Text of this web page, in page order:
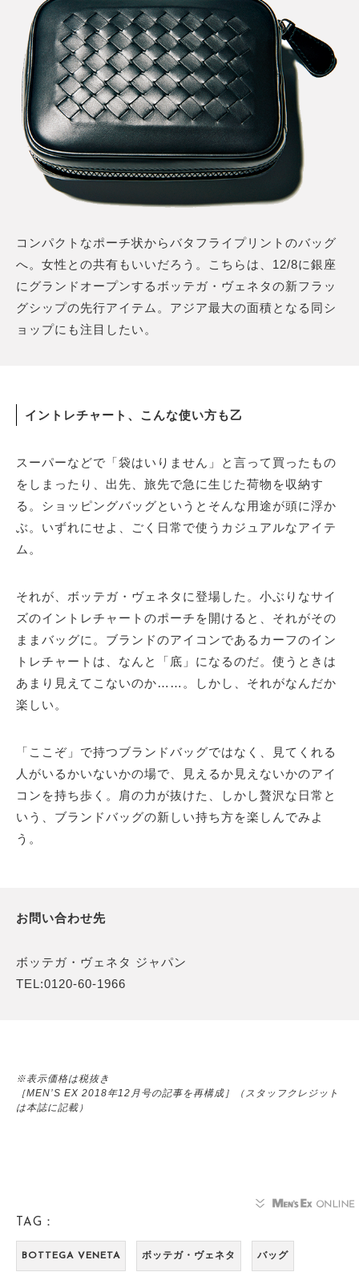
コンパクトなポーチ状からバタフライプリントのバッグ
へ。女性との共有もいいだろう。こちらは、12/8に銀座
にグランドオープンするボッテガ・ヴェネタの新フラッ
グシップの先行アイテム。アジア最大の面積となる同シ
ョップにも注目したい。
イントレチャート、こんな使い方も乙
スーパーなどで「袋はいりません」と言って買ったもの
をしまったり、出先、旅先で急に生じた荷物を収納す
る。ショッピングバッグというとそんな用途が頭に浮か
ぶ。いずれにせよ、ごく日常で使うカジュアルなアイテ
ム。
それが、ボッテガ・ヴェネタに登場した。小ぶりなサイ
ズのイントレチャートのポーチを開けると、それがその
ままバッグに。ブランドのアイコンであるカーフのイン
トレチャートは、なんと「底」になるのだ。使うときは
あまり見えてこないのか……。しかし、それがなんだか
楽しい。
「ここぞ」で持つブランドバッグではなく、見てくれる
人がいるかいないかの場で、見えるか見えないかのアイ
コンを持ち歩く。肩の力が抜けた、しかし贅沢な日常と
いう、ブランドバッグの新しい持ち方を楽しんでみよ
う。
お問い合わせ先
ボッテガ・ヴェネタ ジャパン
TEL:0120-60-1966
※表示価格は税抜き
［MEN’S EX 2018年12月号の記事を再構成］（スタッフクレジット
は本誌に記載）
TAG：
BOTTEGA VENETA ボッテガ・ヴェネタ バッグ